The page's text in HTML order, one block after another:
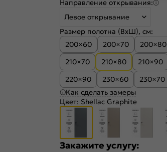
Направление открывания:
Левое открывание
Размер полотна (ВхШ), см:
200×60
200×70 200×80
210×70
210×80 210×90
220×90
230×60 230×70
Как сделать замеры
Цвет: Shellac Graphite
Закажите услугу: